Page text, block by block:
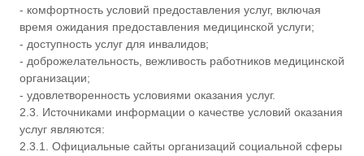
- комфортность условий предоставления услуг, включая
время ожидания предоставления медицинской услуги;
- доступность услуг для инвалидов;
- доброжелательность, вежливость работников медицинской
организации;
- удовлетворенность условиями оказания услуг.
2.3. Источниками информации о качестве условий оказания
услуг являются:
2.3.1. Официальные сайты организаций социальной сферы